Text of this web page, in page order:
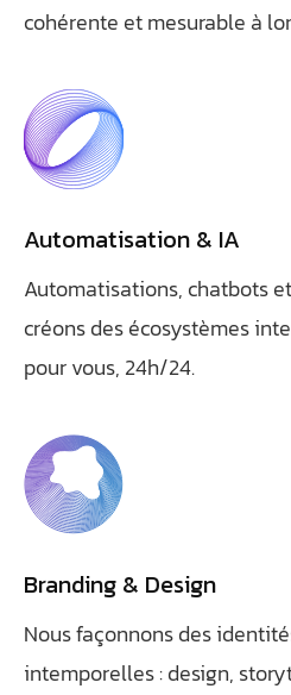
cohérente et mesurable à
Automatisation & IA
Automatisations, chatbots
créons des écosystèmes
pour vous, 24h/24.
Branding & Design
Nous façonnons des
intemporelles : design,